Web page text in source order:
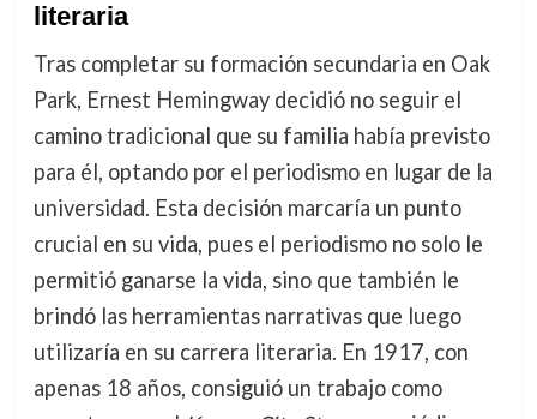
literaria
Tras completar su formación secundaria en Oak
Park, Ernest Hemingway decidió no seguir el
camino tradicional que su familia había previsto
para él, optando por el periodismo en lugar de la
universidad. Esta decisión marcaría un punto
crucial en su vida, pues el periodismo no solo le
permitió ganarse la vida, sino que también le
brindó las herramientas narrativas que luego
utilizaría en su carrera literaria. En 1917, con
apenas 18 años, consiguió un trabajo como